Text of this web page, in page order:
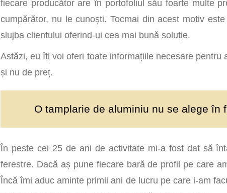
fiecare producător are în portofoliul său foarte multe
cumpărător, nu le cunoști. Tocmai din acest motiv
slujba clientului oferind-ui cea mai bună soluție.
Astăzi, eu îți voi oferi toate informațiile necesare
și nu de preț.
O tamplarie de aluminiu nu se alege în
În peste cei 25 de ani de activitate mi-a fost dat să
ferestre. Dacă aș pune fiecare bară de profil pe care
Încă îmi aduc aminte primii ani de lucru pe care i-am